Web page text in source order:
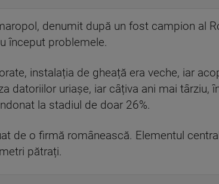
denumit după un fost campion al
început problemele.
instalația de gheață era veche, iar
datoriilor uriașe, iar câțiva ani mai târziu,
la stadiul de doar 26%.
de o firmă românească. Elementul
pătrați.